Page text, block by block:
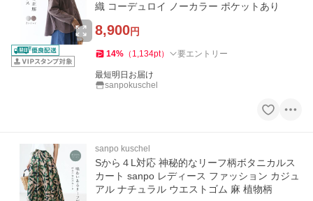
織 コーデュロイ ノーカラー ポケットあり
8,900円
14% （ 1,134pt） 要エントリー
最短明日お届け
sanpokuschel
sanpo kuschel
Sから４L対応 神秘的なリーフ柄ボタニカルス
カート sanpo レディース ファッション カジュ
アル ナチュラル ウエストゴム 麻 植物柄